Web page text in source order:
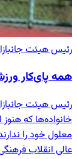
رئیس هیئت
همه پای‌کار
رئیس هیئت
خانواده‌ها که
معلول خود را
عالی انقلاب